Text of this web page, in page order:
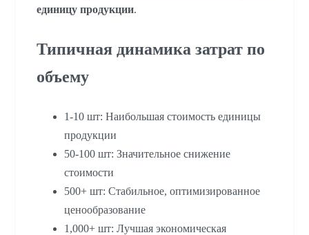
единицу продукции.
Типичная динамика затрат по
объему
1-10 шт: Наибольшая стоимость единицы
продукции
50-100 шт: Значительное снижение
стоимости
500+ шт: Стабильное, оптимизированное
ценообразование
1,000+ шт: Лучшая экономическая